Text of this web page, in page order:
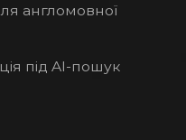
англомовної
під AI-пошук